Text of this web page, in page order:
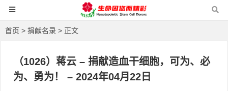
首页 > 捐献名录 > 正文
（1026）蒋云 – 捐献造血干细胞，可为、必
为、勇为！ – 2024年04月22日